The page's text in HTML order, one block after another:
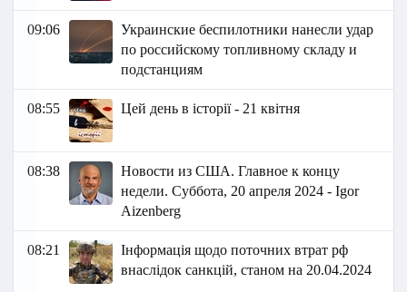
09:06
Украинские беспилотники нанесли удар
по российскому топливному складу и
подстанциям
08:55 Цей день в історії - 21 квітня
08:38
Новости из США. Главное к концу
недели. Суббота, 20 апреля 2024 - Igor
Aizenberg
08:21
Інформація щодо поточних втрат рф
внаслідок санкцій, станом на 20.04.2024